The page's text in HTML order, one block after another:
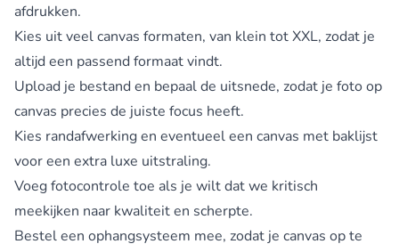
afdrukken.
Kies uit veel canvas formaten, van klein tot XXL, zodat je
altijd een passend formaat vindt.
Upload je bestand en bepaal de uitsnede, zodat je foto op
canvas precies de juiste focus heeft.
Kies randafwerking en eventueel een canvas met baklijst
voor een extra luxe uitstraling.
Voeg fotocontrole toe als je wilt dat we kritisch
meekijken naar kwaliteit en scherpte.
Bestel een ophangsysteem mee, zodat je canvas op te